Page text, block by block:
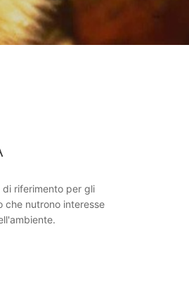
di riferimento per gli
che nutrono interesse